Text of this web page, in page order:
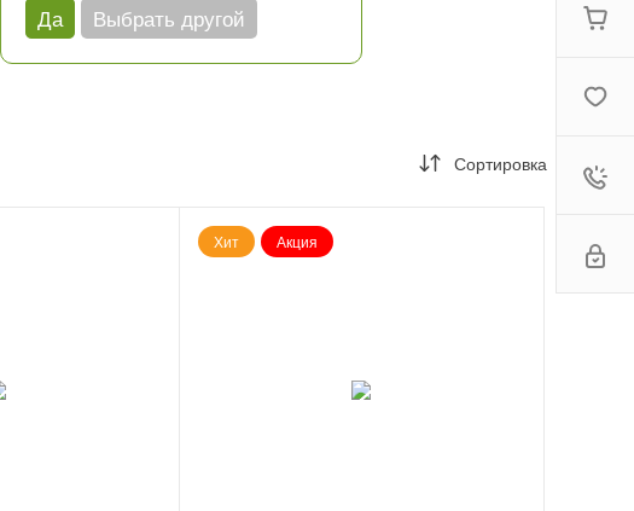
Да
Выбрать другой
Сортировка
Хит Акция